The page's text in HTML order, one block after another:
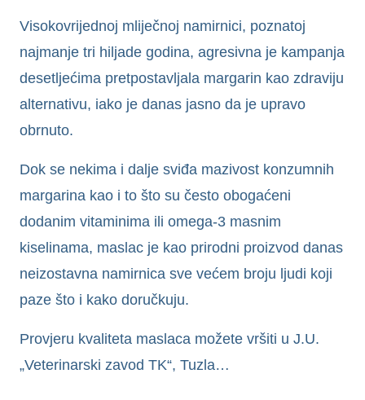
Visokovrijednoj mliječnoj namirnici, poznatoj
najmanje tri hiljade godina, agresivna je kampanja
desetljećima pretpostavljala margarin kao zdraviju
alternativu, iako je danas jasno da je upravo
obrnuto.
Dok se nekima i dalje sviđa mazivost konzumnih
margarina kao i to što su često obogaćeni
dodanim vitaminima ili omega-3 masnim
kiselinama, maslac je kao prirodni proizvod danas
neizostavna namirnica sve većem broju ljudi koji
paze što i kako doručkuju.
Provjeru kvaliteta maslaca možete vršiti u J.U.
„Veterinarski zavod TK“, Tuzla…